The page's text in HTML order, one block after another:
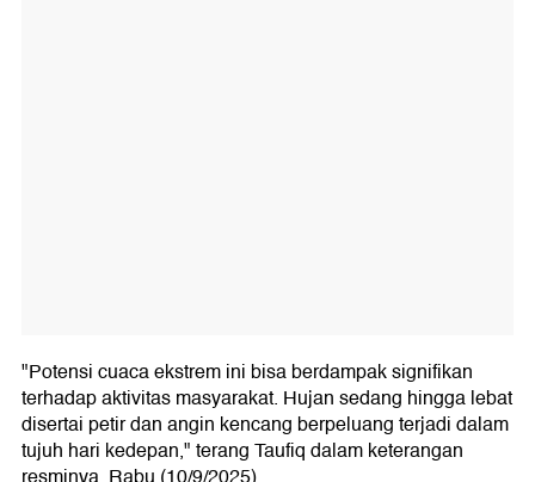
"Potensi cuaca ekstrem ini bisa berdampak signifikan
terhadap aktivitas masyarakat. Hujan sedang hingga lebat
disertai petir dan angin kencang berpeluang terjadi dalam
tujuh hari kedepan," terang Taufiq dalam keterangan